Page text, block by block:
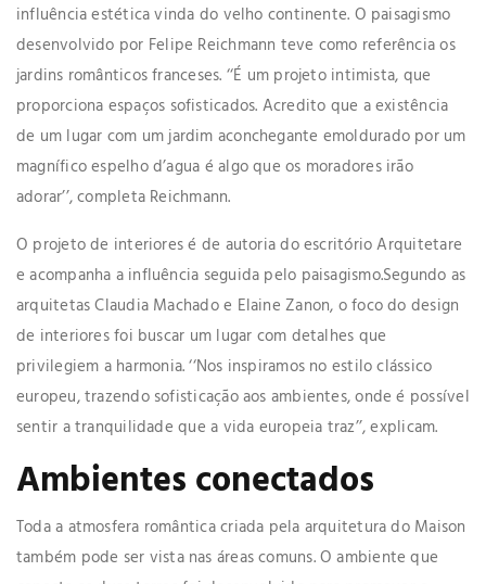
influência estética vinda do velho continente. O paisagismo
desenvolvido por Felipe Reichmann teve como referência os
jardins românticos franceses. ‘‘É um projeto intimista, que
proporciona espaços sofisticados. Acredito que a existência
de um lugar com um jardim aconchegante emoldurado por um
magnífico espelho d’agua é algo que os moradores irão
adorar’’, completa Reichmann.
O projeto de interiores é de autoria do escritório Arquitetare
e acompanha a influência seguida pelo paisagismo.Segundo as
arquitetas Claudia Machado e Elaine Zanon, o foco do design
de interiores foi buscar um lugar com detalhes que
privilegiem a harmonia. ‘‘Nos inspiramos no estilo clássico
europeu, trazendo sofisticação aos ambientes, onde é possível
sentir a tranquilidade que a vida europeia traz’’, explicam.
Ambientes conectados
Toda a atmosfera romântica criada pela arquitetura do Maison
também pode ser vista nas áreas comuns. O ambiente que